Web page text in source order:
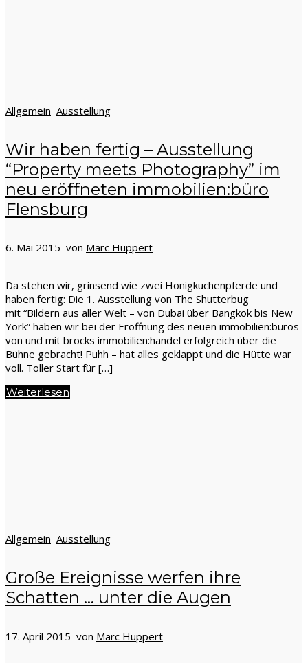
Allgemein Ausstellung
Wir haben fertig – Ausstellung
“Property meets Photography” im
neu eröffneten immobilien:büro
Flensburg
6. Mai 2015 von Marc Huppert
Da stehen wir, grinsend wie zwei Honigkuchenpferde und
haben fertig: Die 1. Ausstellung von The Shutterbug
mit “Bildern aus aller Welt – von Dubai über Bangkok bis New
York” haben wir bei der Eröffnung des neuen immobilien:büros
von und mit brocks immobilien:handel erfolgreich über die
Bühne gebracht! Puhh – hat alles geklappt und die Hütte war
voll. Toller Start für […]
Weiterlesen
Allgemein Ausstellung
Große Ereignisse werfen ihre
Schatten … unter die Augen
17. April 2015 von Marc Huppert